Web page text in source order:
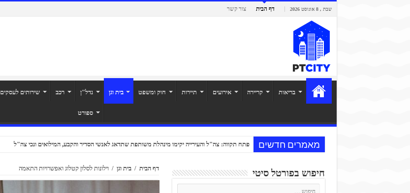
שבת , 8 אוגוסט 2026 דף הבית צור קשר
בריאות קריירה אירועים תיירות חוק ומשפט בית וגן נדל"ן רכב שירותים לעסקים
ספורט
מאמרים חדשים פתח תקווה: צה"ל והעירייה יקימו מינהלת משותפת שתדאג לאנשי הסדיר והקבע, המילואים ונכי צה"ל
דף הבית / בית וגן / וילונות לסלון קטלוג ואפשרויות התאמה חיפוש בפורטל סיטי